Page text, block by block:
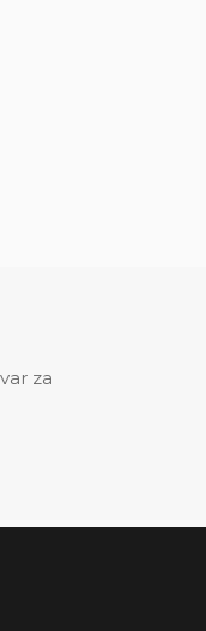
za